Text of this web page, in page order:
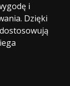
i
Dzięki